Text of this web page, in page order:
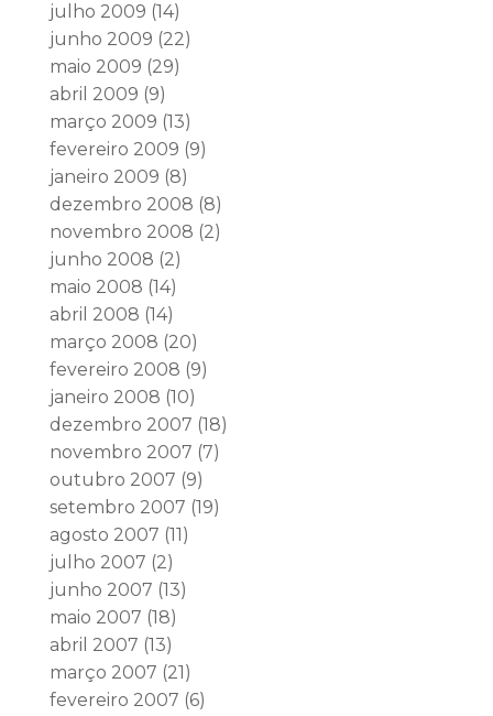
julho 2009 (14)
junho 2009 (22)
maio 2009 (29)
abril 2009 (9)
março 2009 (13)
fevereiro 2009 (9)
janeiro 2009 (8)
dezembro 2008 (8)
novembro 2008 (2)
junho 2008 (2)
maio 2008 (14)
abril 2008 (14)
março 2008 (20)
fevereiro 2008 (9)
janeiro 2008 (10)
dezembro 2007 (18)
novembro 2007 (7)
outubro 2007 (9)
setembro 2007 (19)
agosto 2007 (11)
julho 2007 (2)
junho 2007 (13)
maio 2007 (18)
abril 2007 (13)
março 2007 (21)
fevereiro 2007 (6)